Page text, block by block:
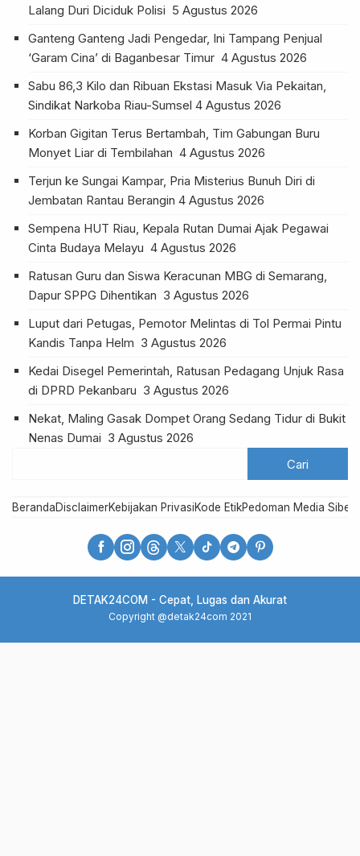
Lalang Duri Diciduk Polisi 5 Agustus 2026
Ganteng Ganteng Jadi Pengedar, Ini Tampang Penjual
‘Garam Cina’ di Baganbesar Timur 4 Agustus 2026
Sabu 86,3 Kilo dan Ribuan Ekstasi Masuk Via Pekaitan,
Sindikat Narkoba Riau-Sumsel 4 Agustus 2026
Korban Gigitan Terus Bertambah, Tim Gabungan Buru
Monyet Liar di Tembilahan 4 Agustus 2026
Terjun ke Sungai Kampar, Pria Misterius Bunuh Diri di
Jembatan Rantau Berangin 4 Agustus 2026
Sempena HUT Riau, Kepala Rutan Dumai Ajak Pegawai
Cinta Budaya Melayu 4 Agustus 2026
Ratusan Guru dan Siswa Keracunan MBG di Semarang,
Dapur SPPG Dihentikan 3 Agustus 2026
Luput dari Petugas, Pemotor Melintas di Tol Permai Pintu
Kandis Tanpa Helm 3 Agustus 2026
Kedai Disegel Pemerintah, Ratusan Pedagang Unjuk Rasa
di DPRD Pekanbaru 3 Agustus 2026
Nekat, Maling Gasak Dompet Orang Sedang Tidur di Bukit
Nenas Dumai 3 Agustus 2026
BerandaDisclaimerKebijakan PrivasiKode EtikPedoman Media Siber
DETAK24COM - Cepat, Lugas dan Akurat
Copyright @detak24com 2021